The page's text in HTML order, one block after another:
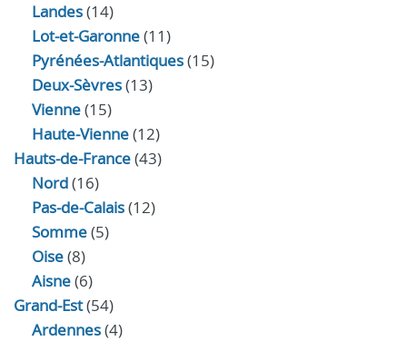
Landes(14)
Lot-et-Garonne(11)
Pyrénées-Atlantiques(15)
Deux-Sèvres(13)
Vienne(15)
Haute-Vienne(12)
Hauts-de-France(43)
Nord(16)
Pas-de-Calais(12)
Somme(5)
Oise(8)
Aisne(6)
Grand-Est(54)
Ardennes(4)